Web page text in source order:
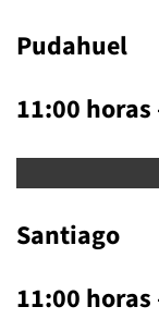
Pudahuel
11:00
Santiago
11:00